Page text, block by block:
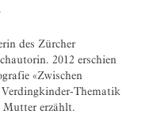
des Zürcher
2012 erschien
«Zwischen
Verdingkinder-Thematik
Mutter erzählt.